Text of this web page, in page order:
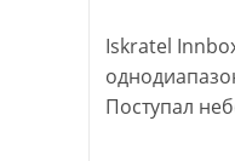
Iskratel
Поступал